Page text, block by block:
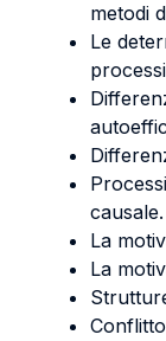
metodi
Le
causale.
La
La